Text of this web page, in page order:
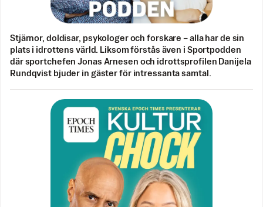
Stjärnor, doldisar, psykologer och forskare – alla har de sin
plats i idrottens värld. Liksom förstås även i Sportpodden
där sportchefen Jonas Arnesen och idrottsprofilen Danijela
Rundqvist bjuder in gäster för intressanta samtal.